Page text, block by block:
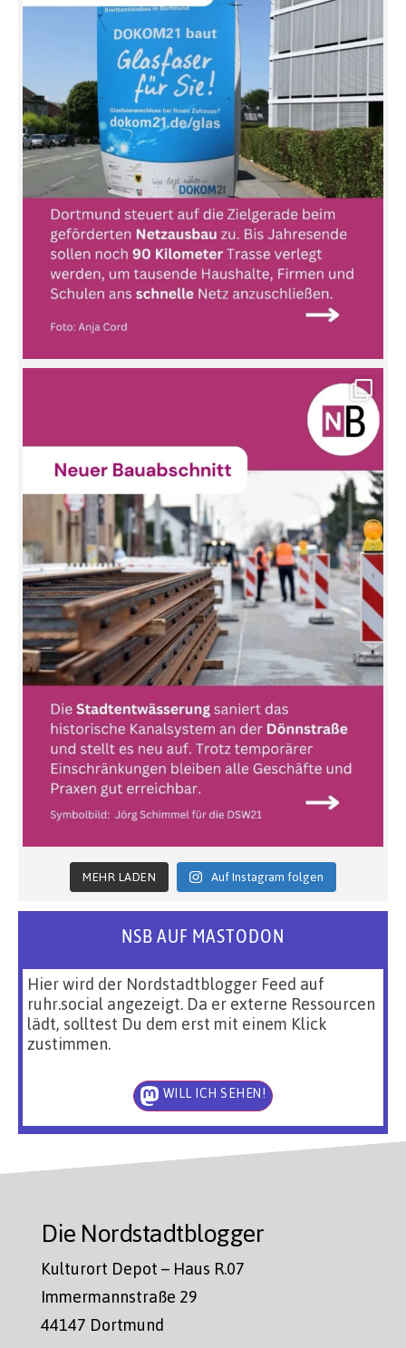
MEHR LADEN Auf Instagram folgen
NSB AUF MASTODON
Hier wird der Nordstadtblogger Feed auf
ruhr.social angezeigt. Da er externe Ressourcen
lädt, solltest Du dem erst mit einem Klick
zustimmen.
WILL ICH SEHEN!
Die Nordstadtblogger
Kulturort Depot – Haus R.07
Immermannstraße 29
44147 Dortmund